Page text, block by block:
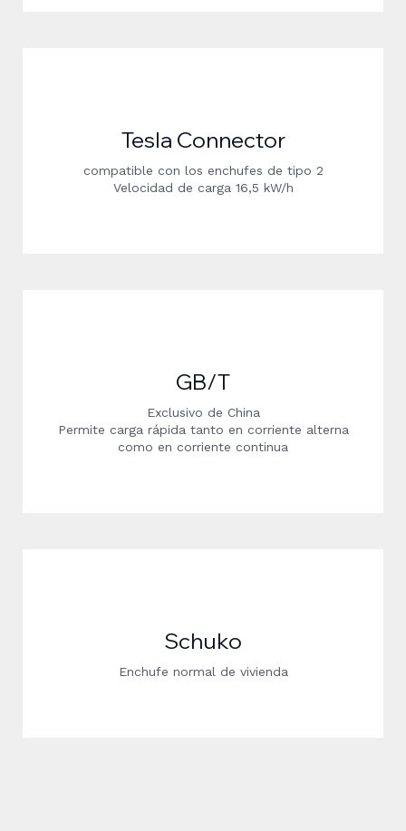
Tesla Connector
compatible con los enchufes de tipo 2
Velocidad de carga 16,5 kW/h
GB/T
Exclusivo de China
Permite carga rápida tanto en corriente alterna
como en corriente continua
Schuko
Enchufe normal de vivienda